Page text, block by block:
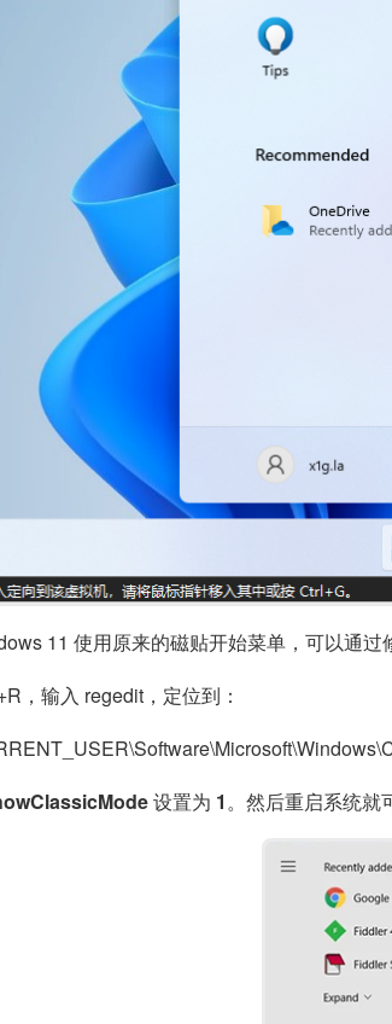
11 使用原来的磁贴开始菜单，可以通过
，输入 regedit，定位到：
设置为 1。然后重启系统就